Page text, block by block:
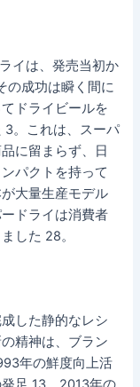
イは、発売当初か
の成功は瞬く間に
ドライビールを
3。これは、スーパ
に留まらず、日
パクトを持って
大量生産モデル
ドライは消費者
した 28。
した静的なレシ
精神は、ブラン
年の鮮度向上活